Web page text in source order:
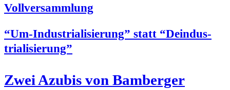
Vollversammlung
“Um-Indus­tria­li­sie­rung” statt “Deindus­
tria­li­sie­rung”
Zwei Azu­bis von Bam­ber­ger